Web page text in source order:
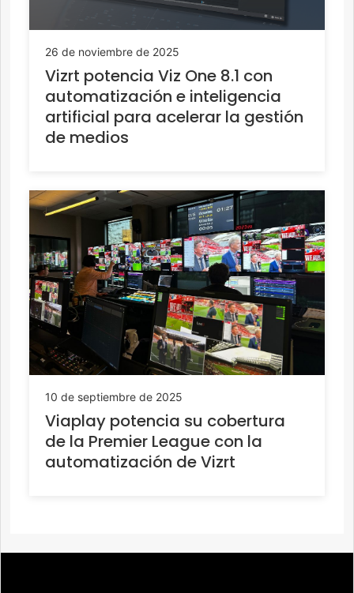
26 de noviembre de 2025
Vizrt potencia Viz One 8.1 con
automatización e inteligencia
artificial para acelerar la gestión
de medios
10 de septiembre de 2025
Viaplay potencia su cobertura
de la Premier League con la
automatización de Vizrt